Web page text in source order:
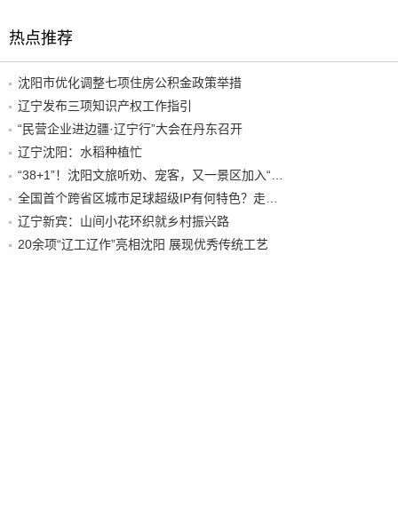
热点推荐
沈阳市优化调整七项住房公积金政策举措
辽宁发布三项知识产权工作指引
“民营企业进边疆·辽宁行”大会在丹东召开
辽宁沈阳：水稻种植忙
辽宁新宾：山间小花环织就乡村振兴路
20余项“辽工辽作”亮相沈阳 展现优秀传统工艺